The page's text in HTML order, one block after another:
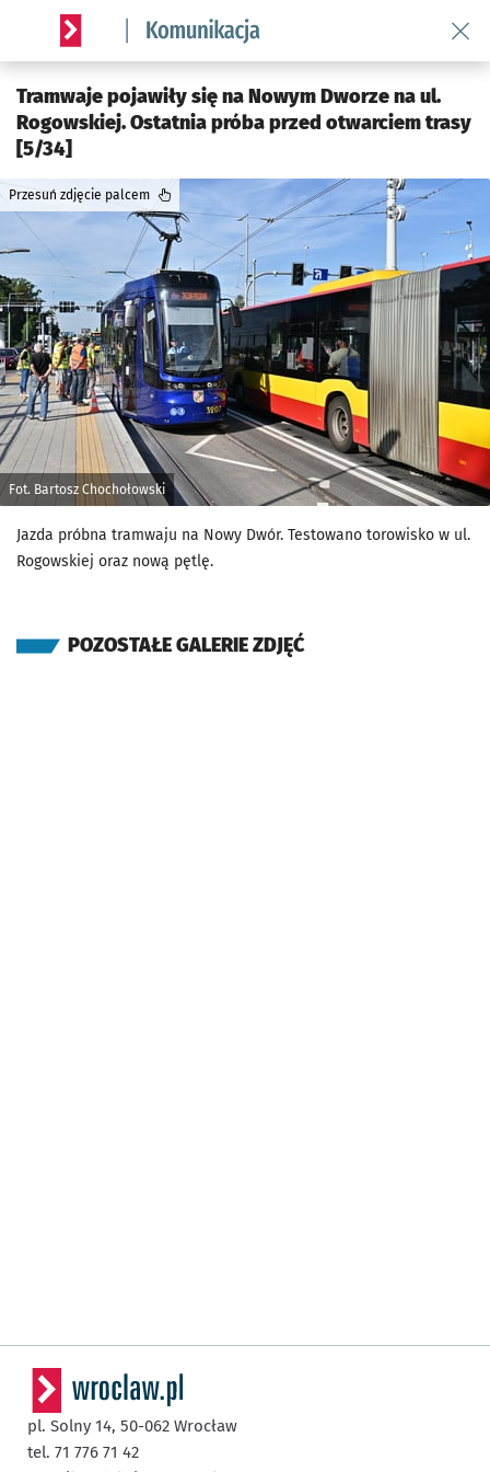
Serwis informacyjny wroclaw.pl podserwis: Komunikacja
Tramwaje pojawiły się na Nowym Dworze na ul.
Rogowskiej. Ostatnia próba przed otwarciem trasy
[5/34]
Fot. Bartosz Chochołowski
Przesuń zdjęcie palcem
Jazda próbna tramwaju na Nowy Dwór. Testowano torowisko w ul.
Rogowskiej oraz nową pętlę.
POZOSTAŁE GALERIE ZDJĘĆ
pl. Solny 14, 50-062 Wrocław
tel. 71 776 71 42